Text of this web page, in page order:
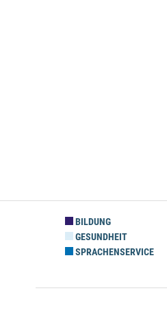
BILDUNG
GESUNDHEIT
SPRACHENSERVICE